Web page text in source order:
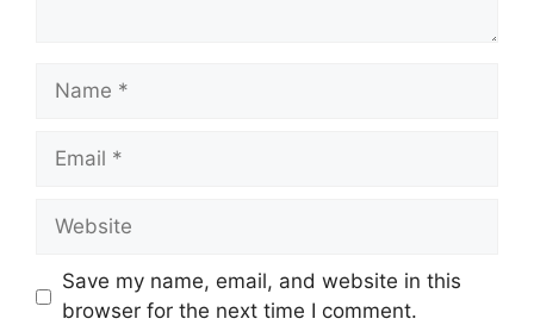
Name
Email
Website
Save my name, email, and website in this
browser for the next time I comment.